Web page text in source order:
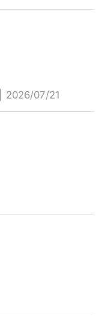
2026/07/21